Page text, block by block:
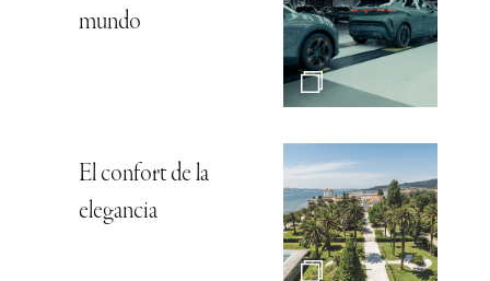
mundo
El confort de la
elegancia